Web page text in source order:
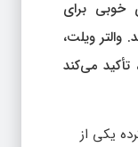
خوبی برای
والتر ویلت،
تأکید می‌کند
یکی از